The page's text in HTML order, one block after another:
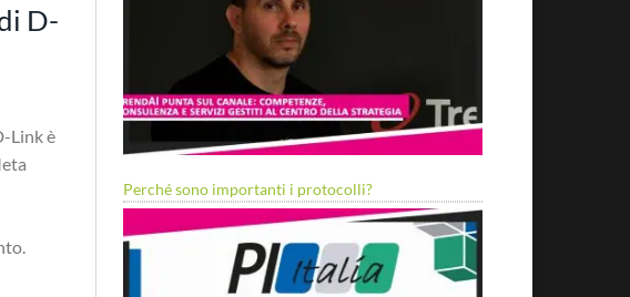
D-
Link è
Perché sono importanti i protocolli?